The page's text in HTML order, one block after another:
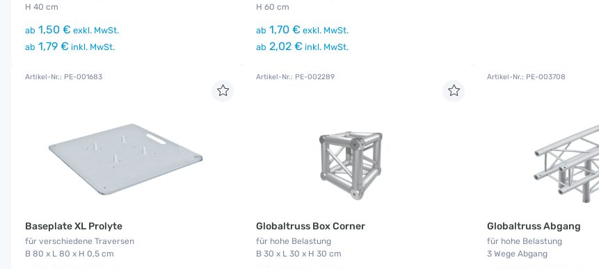
H 40 cm
ab 1,50 € exkl. MwSt.
ab 1,79 € inkl. MwSt.
H 60 cm
ab 1,70 € exkl. MwSt.
ab 2,02 € inkl. MwSt.
Artikel-Nr.: PE-001683
Baseplate XL Prolyte
für verschiedene Traversen
B 80 x L 80 x H 0,5 cm
Artikel-Nr.: PE-002289
Globaltruss Box Corner
für hohe Belastung
B 30 x L 30 x H 30 cm
Artikel-Nr.: PE-003708
Globaltruss Abgang
für hohe Belastung
3 Wege Abgang